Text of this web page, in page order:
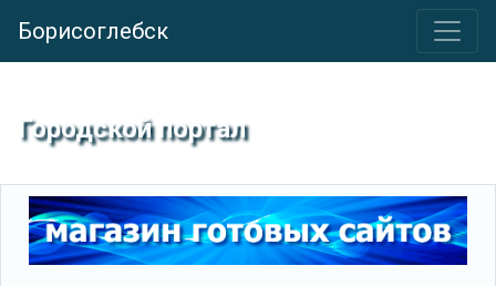
Борисоглебск
Городской портал